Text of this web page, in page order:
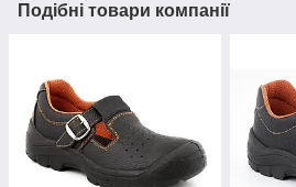
Подібні товари компанії